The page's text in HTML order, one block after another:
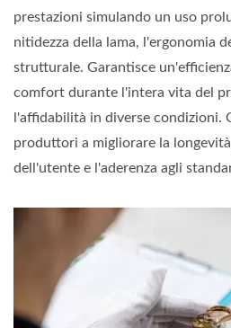
prestazioni simulando un uso
nitidezza della lama, l'ergonomia
strutturale. Garantisce
comfort durante l'intera vita del
l'affidabilità in diverse condizioni.
produttori a migliorare la
dell'utente e l'aderenza agli